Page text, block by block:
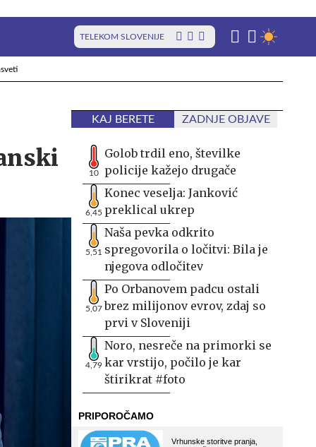
TELEKOM SLOVENIJE
KAJ BERETE ZADNJE OBJAVE
10
Golob trdil eno, številke
policije kažejo drugače
6,45
Konec veselja: Janković
preklical ukrep
5,51
Naša pevka odkrito
spregovorila o ločitvi: Bila je
njegova odločitev
5,07
Po Orbanovem padcu ostali
brez milijonov evrov, zdaj so
prvi v Sloveniji
4,79
Noro, nesreče na primorki se
kar vrstijo, počilo je kar
štirikrat #foto